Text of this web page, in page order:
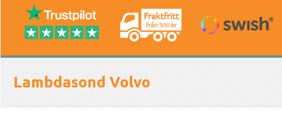
Lambdasond Volvo